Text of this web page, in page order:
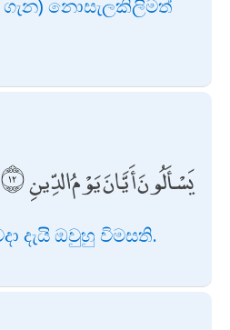
නොසැලකිලිමත්
يَسْأَلُونَ أَيَّانَ يَوْمُ الدِّينِ
දැයි ඔවුහු විමසති.